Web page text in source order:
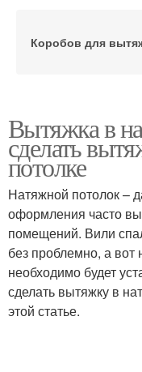
Коробов для
Натяжные
Вытяжка в
сделать
потолке
Натяжной потолок –
оформления часто
помещений. Вили
без проблемно, а вот
необходимо будет
сделать вытяжку в
этой статье.